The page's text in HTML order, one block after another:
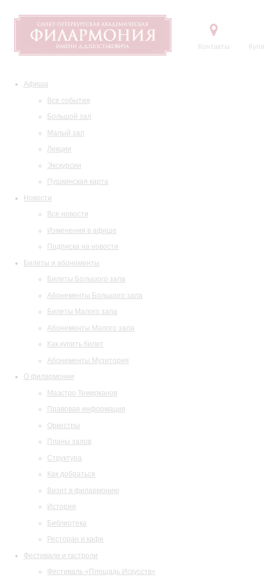
Контакты
Афиша
Все события
Большой зал
Малый зал
Лекции
Экскурсии
Пушкинская карта
Новости
Все новости
Изменения в афише
Подписка на новости
Билеты и абонементы
Билеты Большого зала
Абонементы Большого зала
Билеты Малого зала
Абонементы Малого зала
Как купить билет
Абонементы Музитория
О филармонии
Маэстро Темирканов
Правовая информация
Оркестры
Планы залов
Структура
Как добраться
Визит в филармонию
История
Библиотека
Ресторан и кафе
Фестивали и гастроли
Фестиваль «Площадь Искусств»